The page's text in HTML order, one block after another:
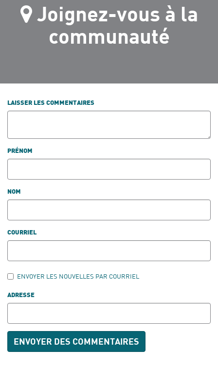
Joignez-vous à la
communauté
LAISSER LES COMMENTAIRES
PRÉNOM
NOM
COURRIEL
ENVOYER LES NOUVELLES PAR COURRIEL
ADRESSE